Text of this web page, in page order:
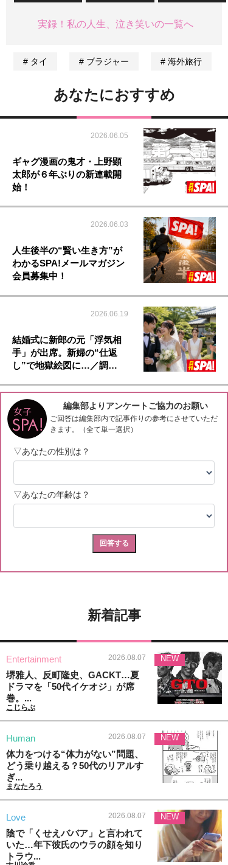
実録！私の人生、泣き笑いの一覧へ
タイ ブラジャー 海外旅行
あなたにおすすめ
2026.06.05
ギャグ漫画の鬼才・上野顕
太郎が６年ぶりの新連載開
始！
2026.06.03
人生後半の“賢い生き方”が
わかるSPA!メールマガジン
会員募集中！
2026.06.19
結婚式に新郎の元「浮気相
手」が出席。新婦の“仕返
し”で地獄絵図に…／調…
新着記事
Entertainment 2026.08.07
堺雅人、反町隆史、GACKT…夏
ドラマを「50代イケオジ」が席
巻。...
こじらぶ
NEW
Human 2026.08.07
体力をつける“体力がない”問題、
どう乗り越える？50代のリアルす
ぎ...
まなたろう
NEW
Love 2026.08.07
陰で「くせえババア」と言われて
いた…年下彼氏のウラの顔を知り
トラウ...
NEW